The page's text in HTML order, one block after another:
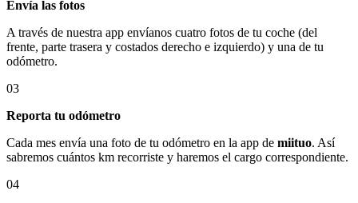
Envía las fotos
A través de nuestra app envíanos cuatro fotos de tu coche (del
frente, parte trasera y costados derecho e izquierdo) y una de tu
odómetro.
03
Reporta tu odómetro
Cada mes envía una foto de tu odómetro en la app de miituo. Así
sabremos cuántos km recorriste y haremos el cargo correspondiente.
04